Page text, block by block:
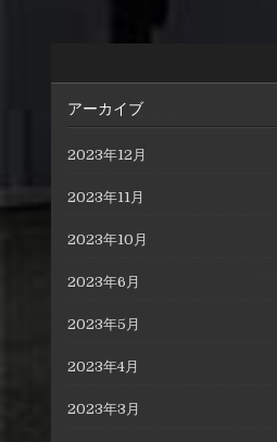
アーカイブ
2023年12月
2023年11月
2023年10月
2023年6月
2023年5月
2023年4月
2023年3月